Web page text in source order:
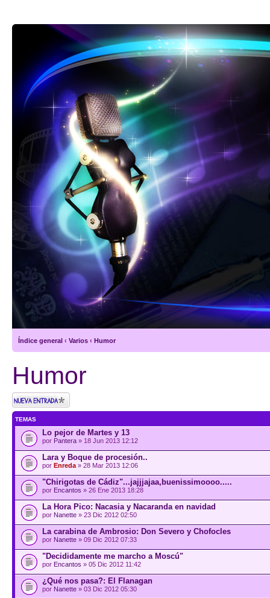
Índice general ‹ Varios ‹ Humor
Humor
Publicar un nuevo
tema
TEMAS
Lo pejor de Martes y 13
por Pantera » 18 Jun 2013 12:12
Lara y Boque de procesión..
por Enreda » 28 Mar 2013 12:06
"Chirigotas de Cádiz"...jajjjajaa,buenissimoooo.....
por Encantos » 26 Ene 2013 18:28
La Hora Pico: Nacasia y Nacaranda en navidad
por Nanette » 23 Dic 2012 02:50
La carabina de Ambrosio: Don Severo y Chofocles
por Nanette » 09 Dic 2012 07:33
"Decididamente me marcho a Moscú"
por Encantos » 05 Dic 2012 11:42
¿Qué nos pasa?: El Flanagan
por Nanette » 03 Dic 2012 05:30